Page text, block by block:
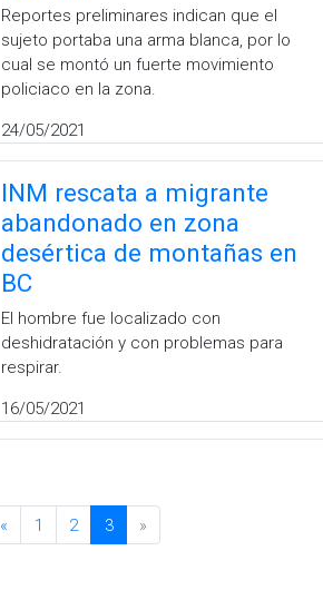
Reportes preliminares indican que el
sujeto portaba una arma blanca, por lo
cual se montó un fuerte movimiento
policiaco en la zona.
24/05/2021
INM rescata a migrante
abandonado en zona
desértica de montañas en
BC
El hombre fue localizado con
deshidratación y con problemas para
respirar.
16/05/2021
« 1 2 3 »